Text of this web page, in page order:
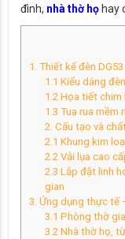
đình, nhà thờ họhay
1. Thiết kế đèn
1.1 Kiểu dáng
1.2 Họa tiết
1.3 Tua rua mềm
2. Cấu tạo và
2.1 Khung kim
2.2 Vải lụa cao
2.3 Lắp đặt linh
gian
3. Ứng dụng thực tế
3.1 Phòng thờ
3.2 Nhà thờ họ,